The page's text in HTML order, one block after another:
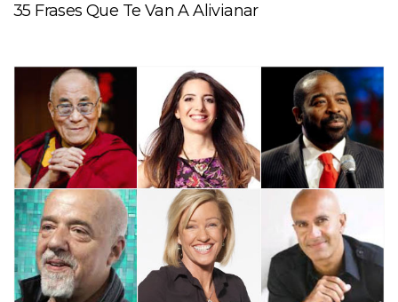
35 Frases Que Te Van A Alivianar